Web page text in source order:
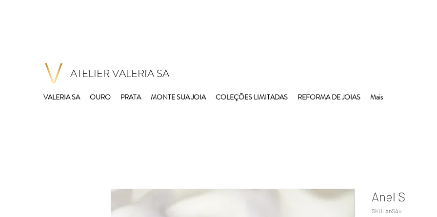
ATELIER VALERIA SA
VALERIA SA OURO PRATA MONTE SUA JOIA COLEÇÕES LIMITADAS REFORMA DE JOIAS Mais
Anel S
SKU: AnSAu